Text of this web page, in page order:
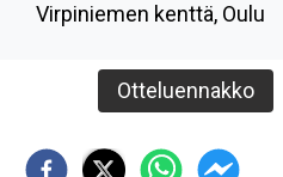
Virpiniemen kenttä, Oulu
Otteluennakko